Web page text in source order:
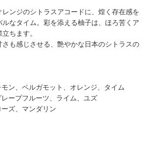
ンジのシトラスアコードに、煌く存在感を
ルなタイム。彩を添える柚子は、ほろ苦くア
ちます。
も感じさせる、艶やかな日本のシトラスの
モン、ベルガモット、オレンジ、タイム
ープフルーツ、ライム、ユズ
ズ、マンダリン